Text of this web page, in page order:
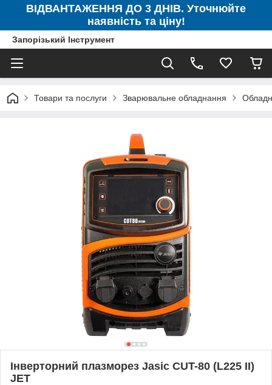
ВІДВАНТАЖЕННЯ ДО 3 ДНІВ. Уточнюйте
наявність та ціну!
Запорізький Інструмент
Товари та послуги Зварювальне обладнання
Інверторний плазморез Jasic CUT-80 (L225 II)
JET